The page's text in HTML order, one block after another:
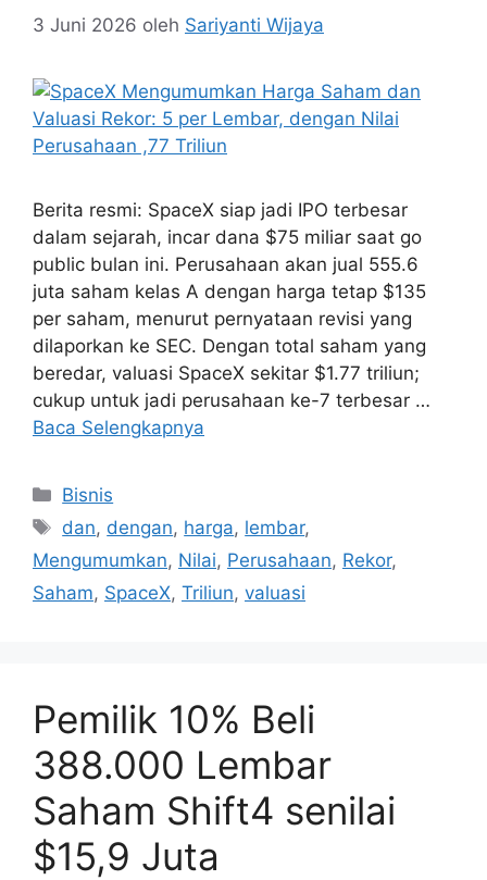
3 Juni 2026 oleh Sariyanti Wijaya
Berita resmi: SpaceX siap jadi IPO terbesar
dalam sejarah, incar dana $75 miliar saat go
public bulan ini. Perusahaan akan jual 555.6
juta saham kelas A dengan harga tetap $135
per saham, menurut pernyataan revisi yang
dilaporkan ke SEC. Dengan total saham yang
beredar, valuasi SpaceX sekitar $1.77 triliun;
cukup untuk jadi perusahaan ke-7 terbesar …
Baca Selengkapnya
Kategori
Bisnis
Tag
dan, dengan, harga, lembar,
Mengumumkan, Nilai, Perusahaan, Rekor,
Saham, SpaceX, Triliun, valuasi
Pemilik 10% Beli
388.000 Lembar
Saham Shift4 senilai
$15,9 Juta